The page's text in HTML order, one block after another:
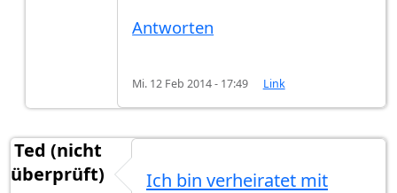
Antworten
Mi. 12 Feb 2014 - 17:49 Link
Ted (nicht
überprüft)
Ich bin verheiratet mit